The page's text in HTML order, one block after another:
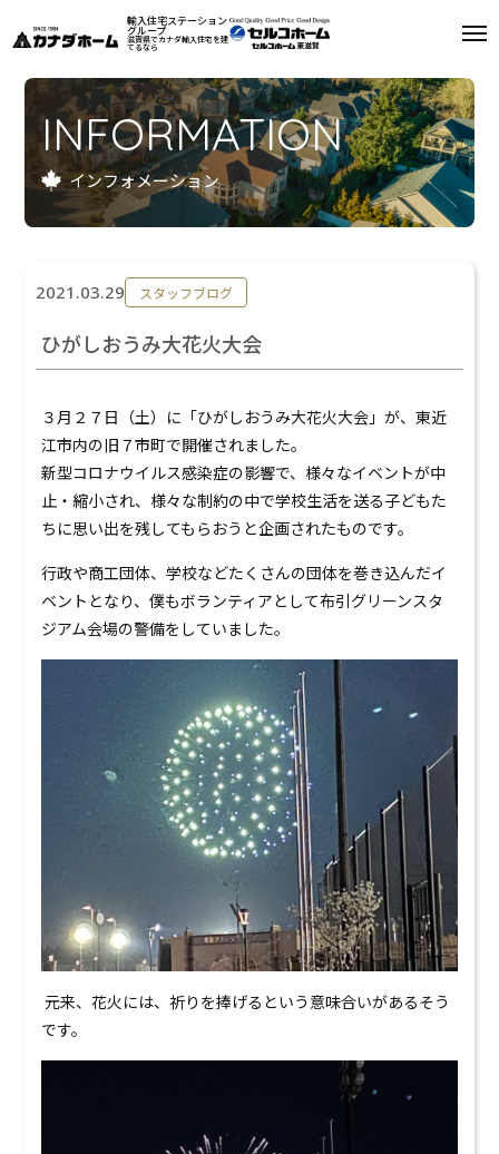
輸入住宅ステーション
グループ
滋賀県でカナダ輸入住宅を建
てるなら
私たちについて
モデルハウス
インフォメーション
会社案内
リフォーム
来場予約 資料請求
0120-824-406
INFORMATION
インフォメーション
2021.03.29 スタッフブログ
ひがしおうみ大花火大会
３月２７日（土）に「ひがしおうみ大花火大会」が、東近
江市内の旧７市町で開催されました。
新型コロナウイルス感染症の影響で、様々なイベントが中
止・縮小され、様々な制約の中で学校生活を送る子どもた
ちに思い出を残してもらおうと企画されたものです。
行政や商工団体、学校などたくさんの団体を巻き込んだイ
ベントとなり、僕もボランティアとして布引グリーンスタ
ジアム会場の警備をしていました。
元来、花火には、祈りを捧げるという意味合いがあるそう
です。